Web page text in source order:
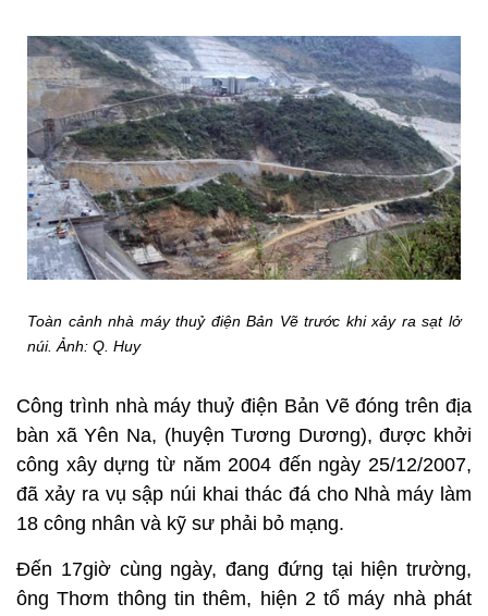
Toàn cảnh nhà máy thuỷ điện Bản Vẽ trước khi xảy ra sạt lở
núi. Ảnh: Q. Huy
Công trình nhà máy thuỷ điện Bản Vẽ đóng trên địa
bàn xã Yên Na, (huyện Tương Dương), được khởi
công xây dựng từ năm 2004 đến ngày 25/12/2007,
đã xảy ra vụ sập núi khai thác đá cho Nhà máy làm
18 công nhân và kỹ sư phải bỏ mạng.
Đến 17giờ cùng ngày, đang đứng tại hiện trường,
ông Thơm thông tin thêm, hiện 2 tổ máy nhà phát